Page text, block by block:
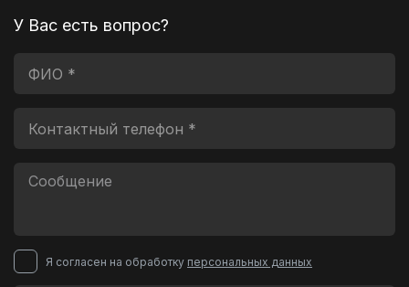
У Вас есть вопрос?
Я согласен на обработку персональных данных